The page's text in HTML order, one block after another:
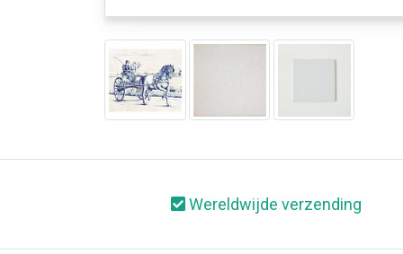
Wereldwijde verzending